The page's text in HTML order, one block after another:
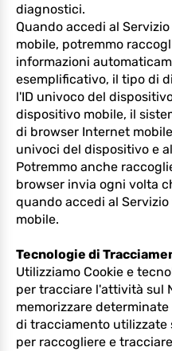
diagnostici.
Quando accedi al
mobile, potremmo
informazioni
esemplificativo, il tipo di
l'ID univoco del
dispositivo mobile, il
di browser Internet
univoci del dispositivo e
Potremmo anche
browser invia ogni volta
quando accedi al
mobile.
Tecnologie di
Utilizziamo Cookie e
per tracciare l'attività sul
memorizzare
di tracciamento utilizzate
per raccogliere e